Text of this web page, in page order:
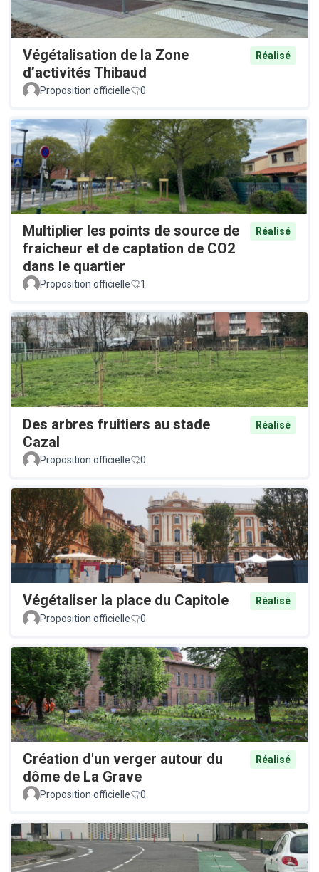
Végétalisation de la Zone
d’activités Thibaud
Réalisé
Proposition officielle 0
Multiplier les points de source de
fraicheur et de captation de CO2
dans le quartier
Réalisé
Proposition officielle 1
Des arbres fruitiers au stade
Cazal
Réalisé
Proposition officielle 0
Végétaliser la place du Capitole
Réalisé
Proposition officielle
0
Création d'un verger autour du
dôme de La Grave
Réalisé
Proposition officielle 0